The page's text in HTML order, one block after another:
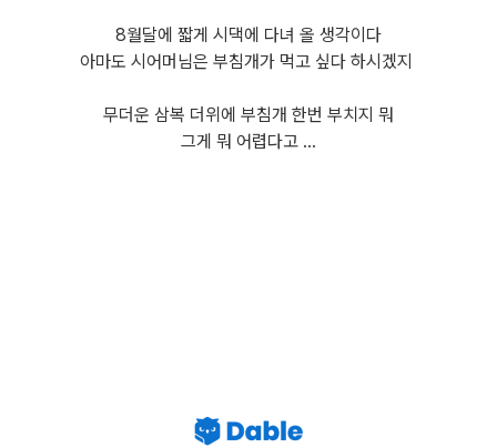
8월달에 짧게 시댁에 다녀 올 생각이다
아마도 시어머님은 부침개가 먹고 싶다 하시겠지
무더운 삼복 더위에 부침개 한번 부치지 뭐
그게 뭐 어렵다고 ...